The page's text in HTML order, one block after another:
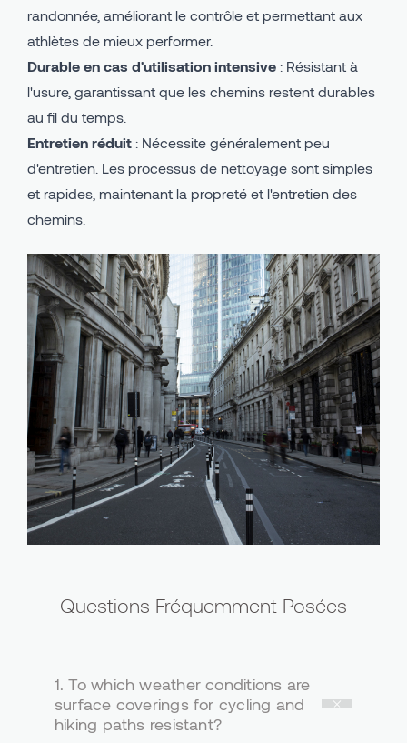
randonnée, améliorant le contrôle et permettant aux
athlètes de mieux performer.
Durable en cas d'utilisation intensive : Résistant à
l'usure, garantissant que les chemins restent durables
au fil du temps.
Entretien réduit : Nécessite généralement peu
d'entretien. Les processus de nettoyage sont simples
et rapides, maintenant la propreté et l'entretien des
chemins.
Questions Fréquemment Posées
1. To which weather conditions are
surface coverings for cycling and
hiking paths resistant?